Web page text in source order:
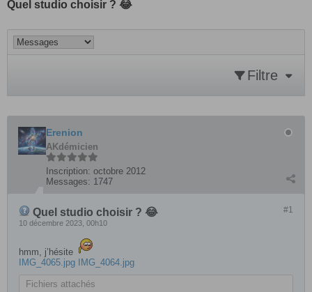
Quel studio choisir ? 😂
Filtre
Erenion
AKdémicien
Inscription: octobre 2012
Messages: 1747
#1
Quel studio choisir ? 😂
10 décembre 2023, 00h10
hmm, j’hésite
IMG_4065.jpg
IMG_4064.jpg
Fichiers attachés